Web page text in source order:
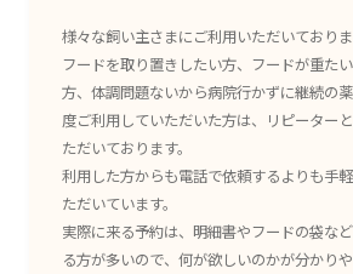
様々な飼い主さまにご利用いただいており
フードを取り置きしたい方、フードが重た
方、体調問題ないから病院行かずに継続の
度ご利用していただいた方は、リピーター
ただいております。
利用した方からも電話で依頼するよりも手
ただいています。
実際に来る予約は、明細書やフードの袋な
る方が多いので、何が欲しいのかが分かり